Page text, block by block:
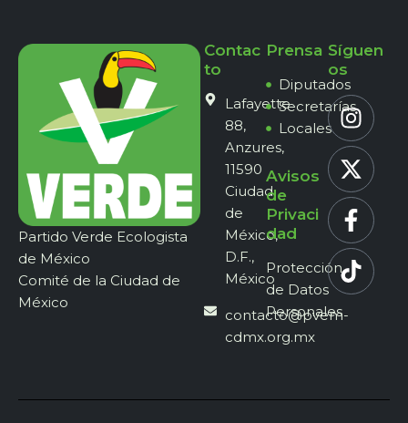
Partido Verde Ecologista
de México
Comité de la Ciudad de
México
Contac
to
Lafayette
88,
Anzures,
11590
Ciudad
de
México,
D.F.,
México
contacto@pvem-
cdmx.org.mx
Prensa
Diputados
Secretarías
Locales
Avisos
de
Privaci
dad
Protección
de Datos
Personales
Síguen
os